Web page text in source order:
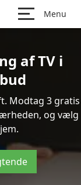
Menu
af TV i
Modtag 3 gratis
og vælg